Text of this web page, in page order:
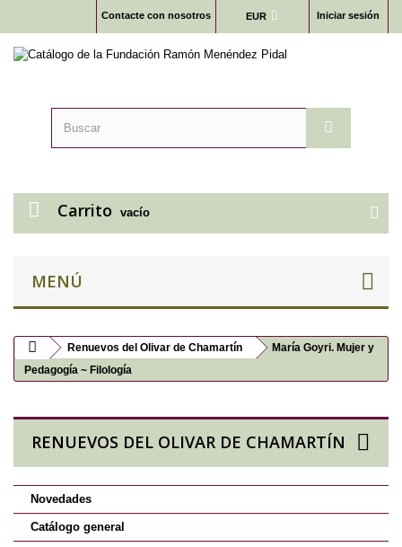
Iniciar sesión
EUR
Contacte con nosotros
Carrito vacío
MENÚ
Renuevos del Olivar de Chamartín
María Goyri. Mujer y
Pedagogía ~ Filología
RENUEVOS DEL OLIVAR DE CHAMARTÍN
Novedades
Catálogo general